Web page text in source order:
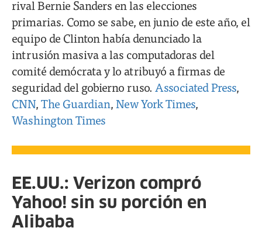
rival Bernie Sanders en las elecciones
primarias. Como se sabe, en junio de este año, el
equipo de Clinton había denunciado la
intrusión masiva a las computadoras del
comité demócrata y lo atribuyó a firmas de
seguridad del gobierno ruso. Associated Press,
CNN,The Guardian,New York Times,
Washington Times
EE.UU.: Verizon compró
Yahoo! sin su porción en
Alibaba